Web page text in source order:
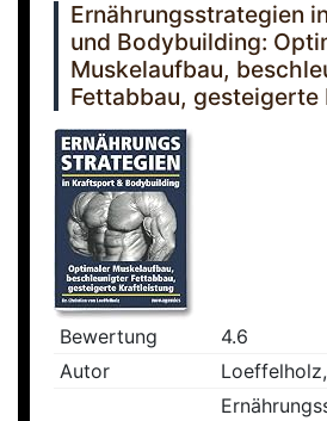
Ernährungsstrategien
und Bodybuilding:
Muskelaufbau,
Fettabbau, gesteigerte
Bewertung
4.6
Autor